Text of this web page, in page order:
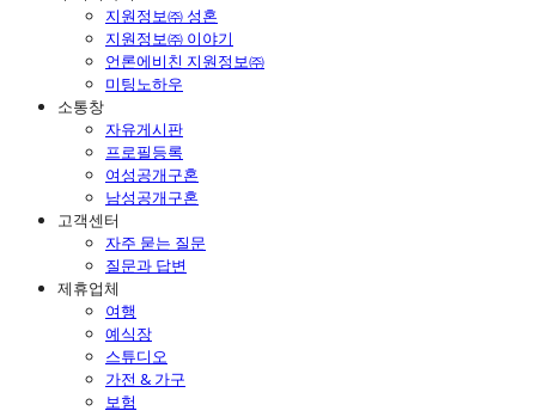
지원정보㈜ 성혼
지원정보㈜ 이야기
언론에비친 지원정보㈜
미팅노하우
소통창
자유게시판
프로필등록
여성공개구혼
남성공개구혼
고객센터
자주 묻는 질문
질문과 답변
제휴업체
여행
예식장
스튜디오
가전 & 가구
보험